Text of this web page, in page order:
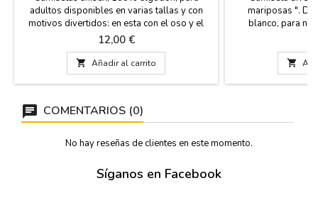
adultos disponibles en varias tallas y con
motivos divertidos: en esta con el oso y el
madroño, regalo como souvenir ideal de tu
visita a Madrid.
Precio
12,00 €
 Añadir al carrito
mariposas ".
blanco, para

COMENTARIOS (0)
No hay reseñas de clientes en este momento.
Síganos en Facebook